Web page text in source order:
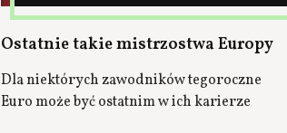
Ostatnie takie mistrzostwa Europy
Dla niektórych zawodników tegoroczne
Euro może być ostatnim w ich karierze